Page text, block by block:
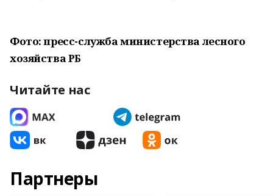
Фото: пресс-служба министерства лесного
хозяйства РБ
Читайте нас
Партнеры